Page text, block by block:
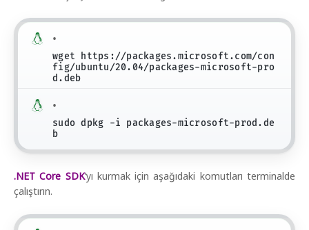
wget https://packages.microsoft.com/con
fig/ubuntu/20.04/packages-microsoft-pro
d.deb
sudo dpkg -i packages-microsoft-prod.de
b
.NET Core SDK’yı kurmak için aşağıdaki komutları terminalde
çalıştırın.